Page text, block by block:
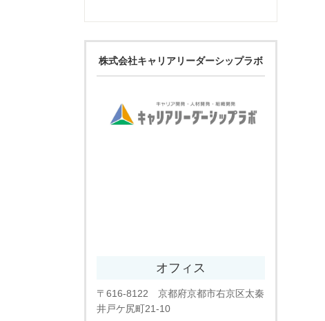
株式会社キャリアリーダーシップラボ
オフィス
〒616-8122 京都府京都市右京区太秦
井戸ケ尻町21-10